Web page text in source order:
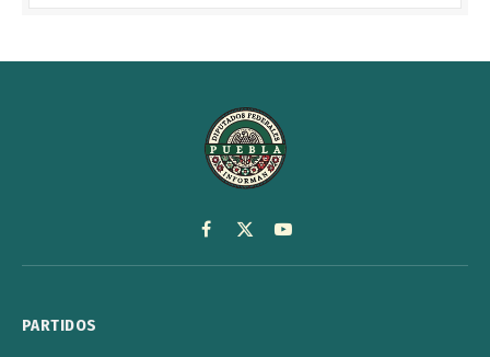
Facebook
X
(Twitter)
YouTube
PARTIDOS